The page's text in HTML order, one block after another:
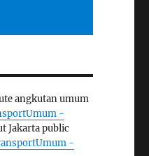
angkutan umum
-
Jakarta public
-